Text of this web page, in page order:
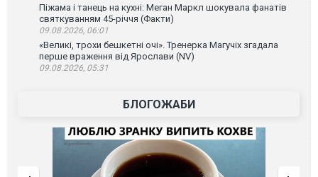
Піжама і танець на кухні: Меган Маркл шокувала фанатів
святкуванням 45-річчя (Факти)
09.08.2026, 06:01
«Великі, трохи бешкетні очі». Тренерка Магучіх згадала
перше враження від Ярослави (NV)
09.08.2026, 05:31
БЛОГОЖАБИ